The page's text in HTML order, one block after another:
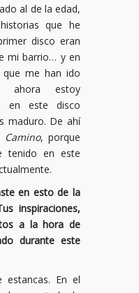
al de la edad,
que he
disco eran
mi barrio… y en
me han ido
ahora estoy
en este disco
maduro. De ahí
, porque
tenido en este
en esto de la
inspiraciones,
a la hora de
durante este
En el